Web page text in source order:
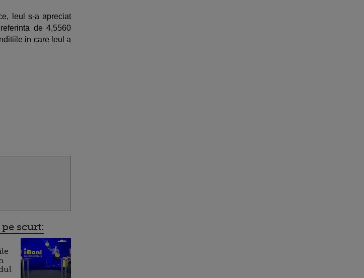
leul s-a apreciat
de 4,5560
in care leul a
scurt: